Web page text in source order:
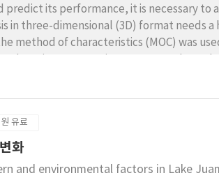
predict its performance, it is necessary to
in three-dimensional (3D) format needs
method of characteristics (MOC) was
pipe and exhaust pipe. The one-
As results of validation, the cylinder
This is considered as an error caused by
a bent pipe that cannot be realized in
유료
화
and environmental factors in Lake